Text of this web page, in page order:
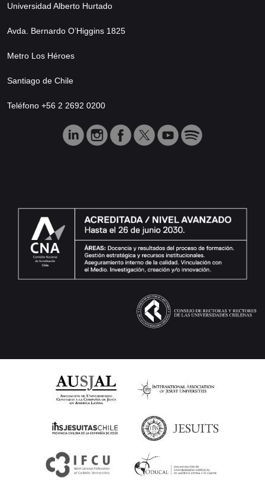
Universidad Alberto Hurtado
Avda. Bernardo O’Higgins 1825
Metro Los Héroes
Santiago de Chile
Teléfono +56 2 2692 0200